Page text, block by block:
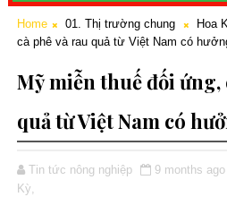
Home 01. Thị trường chung Hoa
cà phê và rau quả từ Việt Nam có
Mỹ miễn thuế đối ứng,
quả từ Việt Nam có
Tin tức nông nghiệp 9 months ago
Kỳ,